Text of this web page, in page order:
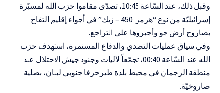
وقبل ذلك، عند السّاعة 10:45، تصدّى مقاموا حزب الله لمسيّرة
إسرائيليّة من نوع “هرمز 450 – زيك” في أجواء إقليم التفاح
بصاروخ أرض جو وأجبروها على التراجع.
وفي سياق عمليات التصدي والدفاع المستمرة، استهدف حزب
الله عند السّاعة 00:40، تجمّعاً لآليات وجنود جيش الاحتلال عند
منطقة الرجمان في محيط بلدة طيرحرفا جنوبي لبنان، بصلية
صاروخيّة.